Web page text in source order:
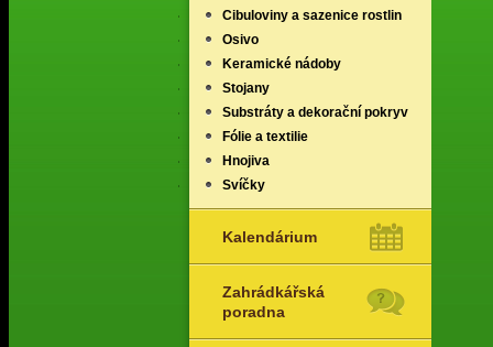
Cibuloviny a sazenice rostlin
Osivo
Keramické nádoby
Stojany
Substráty a dekorační pokryv
Fólie a textilie
Hnojiva
Svíčky
Kalendárium
Zahrádkářská
poradna